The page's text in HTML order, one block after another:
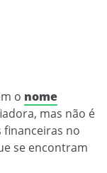
o nome
mas não é
financeiras no
se encontram